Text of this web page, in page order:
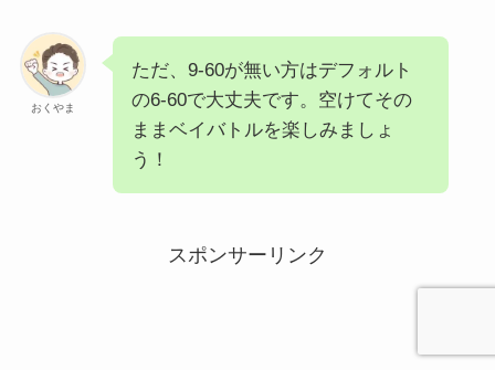
ただ、9-60が無い方はデフォルト
の6-60で大丈夫です。空けてその
ままベイバトルを楽しみましょ
う！
スポンサーリンク